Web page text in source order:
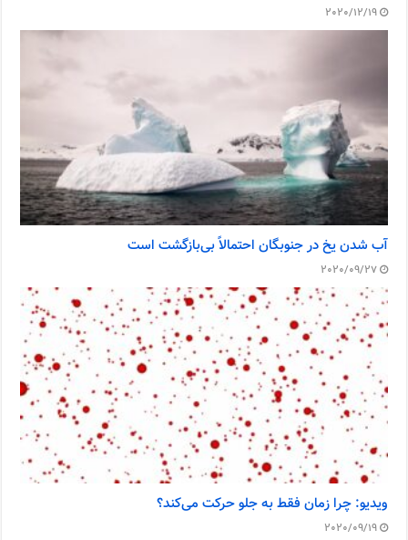
2020/12/19
آب شدن یخ در جنوبگان احتمالاً بی‌بازگشت است
2020/09/27
ویدیو: چرا زمان فقط به جلو حرکت می‌کند؟
2020/09/19